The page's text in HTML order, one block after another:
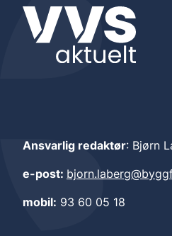
Ansvarlig redaktør: Bjørn
e-post:
mobil: 93 60 05 18